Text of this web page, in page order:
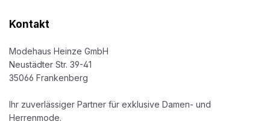
Kontakt
Modehaus Heinze GmbH
Neustädter Str. 39-41
35066 Frankenberg
Ihr zuverlässiger Partner für exklusive Damen- und
Herrenmode.